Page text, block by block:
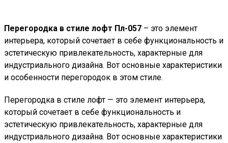
Перегородка в стиле лофт Пл-057 – это элемент
интерьера, который сочетает в себе функциональность и
эстетическую привлекательность, характерные для
индустриального дизайна. Вот основные характеристики
и особенности перегородок в этом стиле.
Перегородка в стиле лофт — это элемент интерьера,
который сочетает в себе функциональность и
эстетическую привлекательность, характерные для
индустриального дизайна. Вот основные характеристики